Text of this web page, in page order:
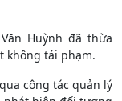
Huỳnh đã thừa
không tái phạm.
công tác quản lý